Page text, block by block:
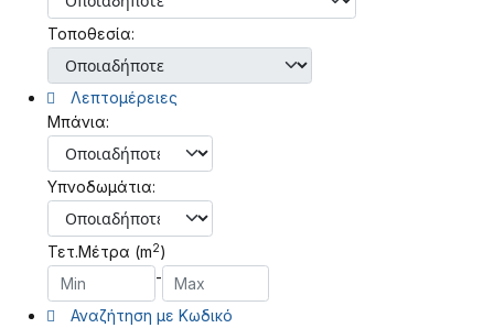
Τοποθεσία:
Λεπτομέρειες
Μπάνια:
Υπνοδωμάτια:
Τετ.Μέτρα (m2)
-
Αναζήτηση με Κωδικό